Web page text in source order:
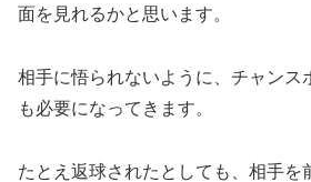
面を見れるかと思います。
相手に悟られないように、チャンス
も必要になってきます。
たとえ返球されたとしても、相手を